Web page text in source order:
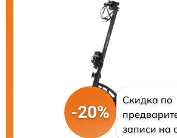
-20%
Скидка по
записи на